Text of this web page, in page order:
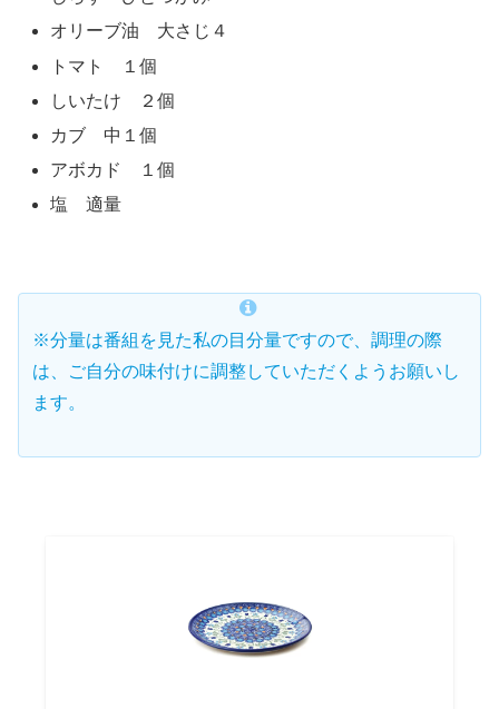
オリーブ油 大さじ４
トマト １個
しいたけ ２個
カブ 中１個
アボカド １個
塩 適量
※分量は番組を見た私の目分量ですので、調理の際
は、ご自分の味付けに調整していただくようお願いし
ます。